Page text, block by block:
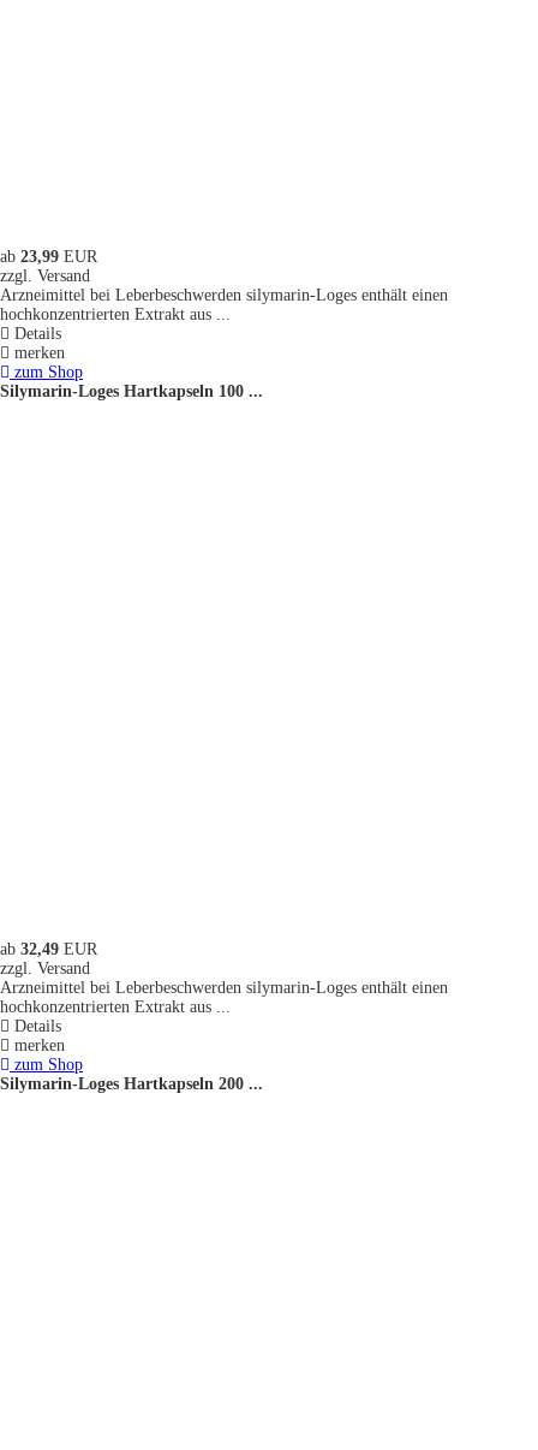
ab 23,99 EUR
zzgl. Versand
Arzneimittel bei Leberbeschwerden silymarin-Loges enthält einen
hochkonzentrierten Extrakt aus ...
Details
merken
zum Shop
Silymarin-Loges Hartkapseln 100 ...
ab 32,49 EUR
zzgl. Versand
Arzneimittel bei Leberbeschwerden silymarin-Loges enthält einen
hochkonzentrierten Extrakt aus ...
Details
merken
zum Shop
Silymarin-Loges Hartkapseln 200 ...